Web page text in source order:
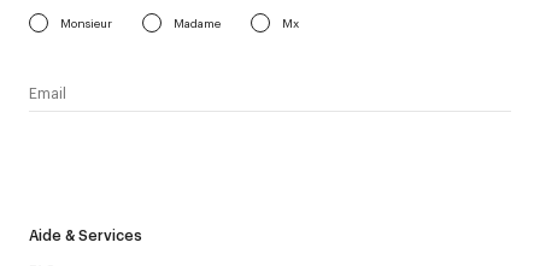
Aide & Services
Monsieur Madame Mx